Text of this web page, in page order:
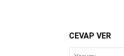
CEVAP VER